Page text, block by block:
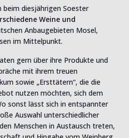
diesjährigen Soester
Weine und
Anbaugebieten Mosel,
im Mittelpunkt.
gern über ihre Produkte und
mit ihrem treuen
sowie „Ersttätern“, die die
nutzen möchten, sich dem
sonst lässt sich in entspannter
Auswahl unterschiedlicher
Menschen in Austausch treten,